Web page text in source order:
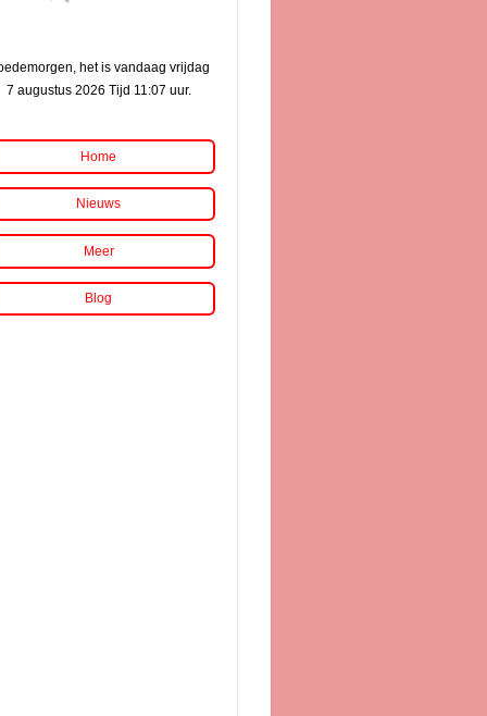
het is vandaag vrijdag
7 augustus 2026 Tijd 11:07 uur.
Home
Nieuws
Meer
Blog